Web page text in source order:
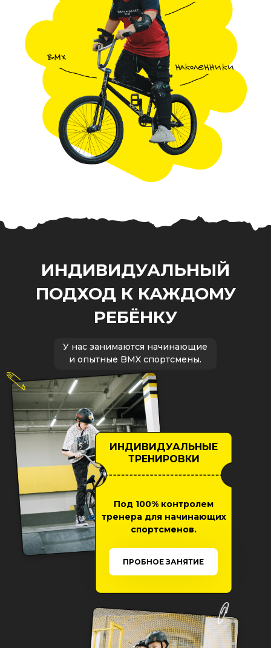
ИНДИВИДУАЛЬНЫЙ
ПОДХОД К КАЖДОМУ
РЕБЁНКУ
У нас занимаются начинающие
и опытные BMX спортсмены.
ИНДИВИДУАЛЬНЫЕ
ТРЕНИРОВКИ
Под 100% контролем
тренера для начинающих
спортсменов.
ПРОБНОЕ ЗАНЯТИЕ